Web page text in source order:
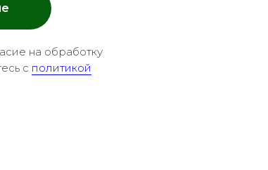
на обработку
c политикой